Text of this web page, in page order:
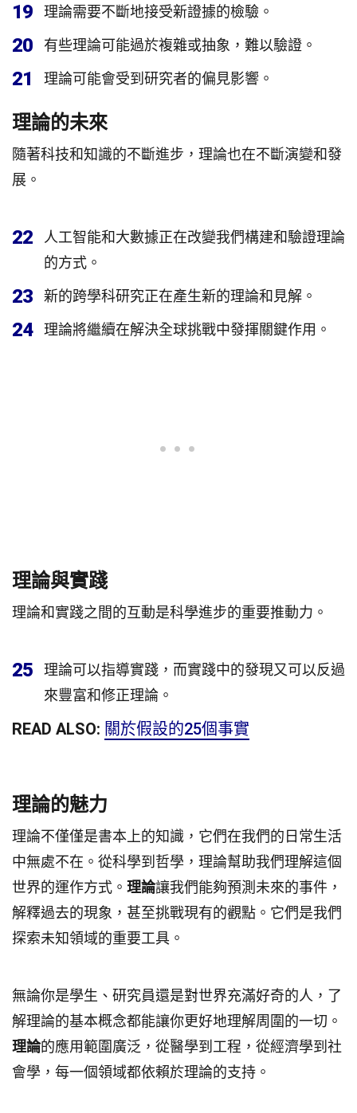
19 理論需要不斷地接受新證據的檢驗。
20 有些理論可能過於複雜或抽象，難以驗證。
21 理論可能會受到研究者的偏見影響。
理論的未來
隨著科技和知識的不斷進步，理論也在不斷演變和發
展。
22
人工智能和大數據正在改變我們構建和驗證理論
的方式。
23 新的跨學科研究正在產生新的理論和見解。
24 理論將繼續在解決全球挑戰中發揮關鍵作用。
理論與實踐
理論和實踐之間的互動是科學進步的重要推動力。
25
理論可以指導實踐，而實踐中的發現又可以反過
來豐富和修正理論。
READ ALSO: 關於假設的25個事實
理論的魅力
理論不僅僅是書本上的知識，它們在我們的日常生活
中無處不在。從科學到哲學，理論幫助我們理解這個
世界的運作方式。 理論讓我們能夠預測未來的事件，
解釋過去的現象，甚至挑戰現有的觀點。它們是我們
探索未知領域的重要工具。
無論你是學生、研究員還是對世界充滿好奇的人，了
解理論的基本概念都能讓你更好地理解周圍的一切。
理論的應用範圍廣泛，從醫學到工程，從經濟學到社
會學，每一個領域都依賴於理論的支持。